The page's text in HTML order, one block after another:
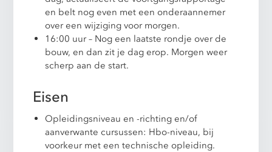
en belt nog even met een onderaannemer
over een wijziging voor morgen.
16:00 uur – Nog een laatste rondje over de
bouw, en dan zit je dag erop. Morgen weer
scherp aan de start.
Eisen
Opleidingsniveau en -richting en/of
aanverwante cursussen: Hbo-niveau, bij
voorkeur met een technische opleiding.